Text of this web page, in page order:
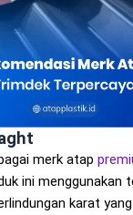
merk atap
ini menggunakan
karat